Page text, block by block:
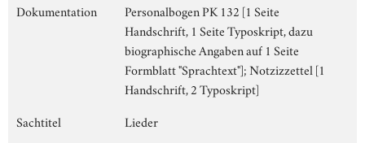
Dokumentation
Personalbogen PK 132 [1 Seite
Handschrift, 1 Seite Typoskript, dazu
biographische Angaben auf 1 Seite
Formblatt "Sprachtext"]; Notzizzettel [1
Handschrift, 2 Typoskript]
Sachtitel
Lieder